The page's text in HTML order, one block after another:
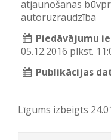
atjaunošanas
autoruzraudzība
Piedāvājumu
05.12.2016 plkst.
Publikācijas
Līgums izbeigts